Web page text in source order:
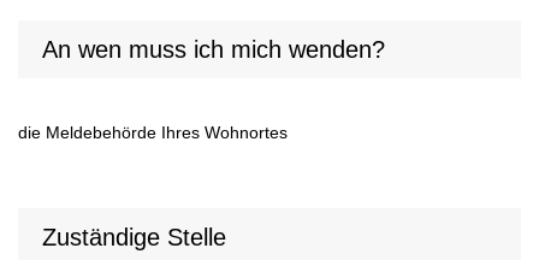
An wen muss ich mich wenden?
die Meldebehörde Ihres Wohnortes
Zuständige Stelle